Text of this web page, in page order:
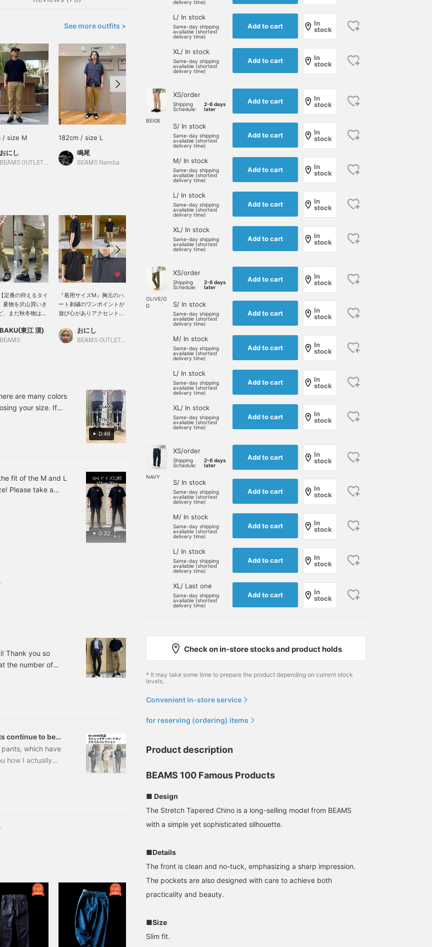
See more outfits >
/ size M
おにし
BEAMS OUTLET Kurashiki
182cm / size L
鳴尾
BEAMS Namba
175cm / size M
BEAMS Shibuya
172cm / size L
175cm / size L
BEAMS Oita
定番の抑えるタイ
夏物を沢山買いき
、まだ秋冬物は早
。僕自身もそうで
な時こそ、最近自
性も兼ね備えてい
パンツなのです。
です！
BAKU(東江 漠)
BEAMS
『着用サイズM』胸元のハ
ート刺繍のワンポイントが
遊び心がありアクセントに
の鹿の子素材を使用してお
り汗ばむ季節にも快適に過
ら、【フォロー】や
【♡+お気に入り】でいつ
でも見返すことができるの
おにし
BEAMS OUTLET Kurashiki
【170cm細身M着用：スリ
ムフィット：普段の着用サ
イズをおすすめします】ビ
ームスの百名品「ストレッ
でスマートなシルエットな
がら、スポーティな履き心
地でございます。ウエスト
に向かってテーパードがか
かっております。サイズ選
びは普段のお洋服選びの着
ット。ワンサイズ下げてス
リムフィットといった感じ
でございます。休日のラフ
フィススタイルの着こなし
にもおすすめでございま
す。 お気に入りのアイテム
がありましたら、【フォロ
ー】や【ハート+お気に入
り】でいつでも見返すこと
ができるので是非。
BEAMS OUTLET Kurashiki
チ65キロ左がL、右がXLサ
イズ着用。ジャストならL
ならXLサイズおすすめです
◎ 【お気に入り♥+】を押
存できます！【フォロー♥
＋】して頂くと《100マイ
ル獲得》で会員ステージア
非！
a long-selling staple item.
stress-free comfort, but
I'm in the mood to pair
front-zip boots. The
clean, no-pleat hem
width highlights the
unique leather drape and
the presence of the
zipper, characteristic of
GUIDI boots. Even classic
added weight of the
dressed tidy or down.
0:46
are many colors
your size. If
0:32
fit of the M and L
Please take a
Thank you so
the number of
has been
Thank you for
As the title
continue to be
pants, which have
how I actually
blog post
BEAMS /
BEIGE, O
delivery time)
L/ In stock
Same-day shipping
available (shortest
delivery time)
Add to cart
In
stock
XL/ In stock
Same-day shipping
available (shortest
delivery time)
Add to cart
In
stock
BEIGE
XS/order
Shipping
Schedule:
2-6 days
later
Add to cart
In
stock
S/ In stock
Same-day shipping
available (shortest
delivery time)
Add to cart
In
stock
M/ In stock
Same-day shipping
available (shortest
delivery time)
Add to cart
In
stock
L/ In stock
Same-day shipping
available (shortest
delivery time)
Add to cart
In
stock
XL/ In stock
Same-day shipping
available (shortest
delivery time)
Add to cart
In
stock
OLIVE/O
D
XS/order
Shipping
Schedule:
2-6 days
later
Add to cart
In
stock
S/ In stock
Same-day shipping
available (shortest
delivery time)
Add to cart
In
stock
M/ In stock
Same-day shipping
available (shortest
delivery time)
Add to cart
In
stock
L/ In stock
Same-day shipping
available (shortest
delivery time)
Add to cart
In
stock
XL/ In stock
Same-day shipping
available (shortest
delivery time)
Add to cart
In
stock
NAVY
XS/order
Shipping
Schedule:
2-6 days
later
Add to cart
In
stock
S/ In stock
Same-day shipping
available (shortest
delivery time)
Add to cart
In
stock
M/ In stock
Same-day shipping
available (shortest
delivery time)
Add to cart
In
stock
L/ In stock
Same-day shipping
available (shortest
delivery time)
Add to cart
In
stock
XL/ Last one
Same-day shipping
available (shortest
delivery time)
Add to cart
In
stock
Check on in-store stocks and product holds
* It may take some time to prepare the product depending on current stock
levels.
Convenient in-store service
for reserving (ordering) items
Product description
BEAMS 100 Famous Products
■ Design
The Stretch Tapered Chino is a long-selling model from BEAMS
with a simple yet sophisticated silhouette.
■Details
The front is clean and no-tuck, emphasizing a sharp impression.
The pockets are also designed with care to achieve both
practicality and beauty.
■Size
Slim fit.